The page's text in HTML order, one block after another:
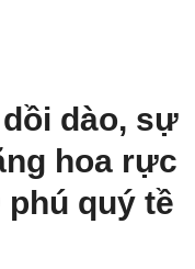
dào, sự
hoa rực
phú quý tề